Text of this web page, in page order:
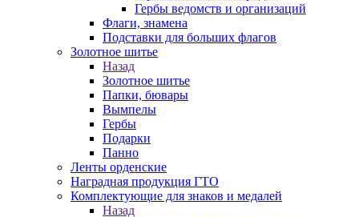
Гербы ведомств и организаций
Флаги, знамена
Подставки для больших флагов
Золотное шитье
Назад
Золотное шитье
Папки, бювары
Вымпелы
Гербы
Подарки
Панно
Ленты орденские
Наградная продукция ГТО
Комплектующие для знаков и медалей
Назад